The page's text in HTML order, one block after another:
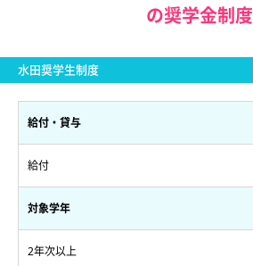
の奨学金制度
水田奨学生制度
給付・貸与
給付
対象学年
2年次以上